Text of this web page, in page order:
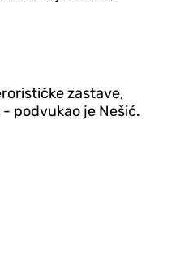
zastave,
podvukao je Nešić.